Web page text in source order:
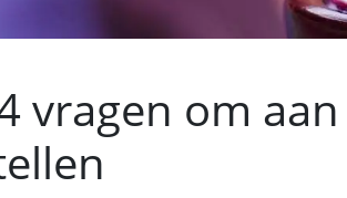
vragen om